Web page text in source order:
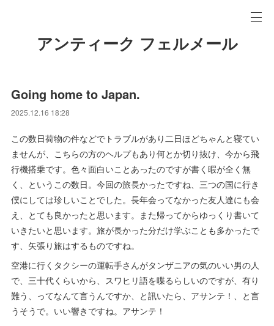
アンティーク フェルメール
Going home to Japan.
2025.12.16 18:28
この数日荷物の件などでトラブルがあり二日ほどちゃんと寝てい
ませんが、こちらの方のヘルプもあり何とか切り抜け、今から飛
行機搭乗です。色々面白いことあったのですが書く暇が全く無
く、というこの数日。今回の旅長かったですね、三つの国に行き
僕にしては珍しいことでした。長年会ってなかった友人達にも会
え、とても良かったと思います。また帰ってからゆっくり書いて
いきたいと思います。旅が長かった分だけ学ぶことも多かったで
す、矢張り旅はするものですね。
空港に行くタクシーの運転手さんがタンザニアの気のいい男の人
で、三十代くらいから、スワヒリ語を喋るらしいのですが、有り
難う、ってなんて言うんですか、と訊いたら、アサンテ！、と言
うそうで。いい響きですね。アサンテ！